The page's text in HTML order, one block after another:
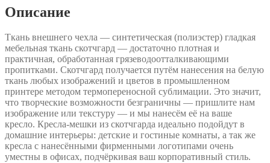
скотчгард
Описание
Ткань внешнего чехла — синтетическая (полиэстер) гладкая
мебельная ткань скотчгард — достаточно плотная и
практичная, обработанная грязеводоотталкивающими
пропитками. Скотчгард получается путём нанесения на белую
ткань любых изображений и цветов в промышленном
принтере методом термопереносной сублимации. Это значит,
что творческие возможности безграничны — пришлите нам
изображение или текстуру — и мы нанесём её на ваше
кресло. Кресла-мешки из скотчгарда идеально подойдут в
домашние интерьеры: детские и гостиные комнаты, а так же
кресла с нанесёнными фирменными логотипами очень
уместны в офисах, подчёркивая ваш корпоративный стиль.